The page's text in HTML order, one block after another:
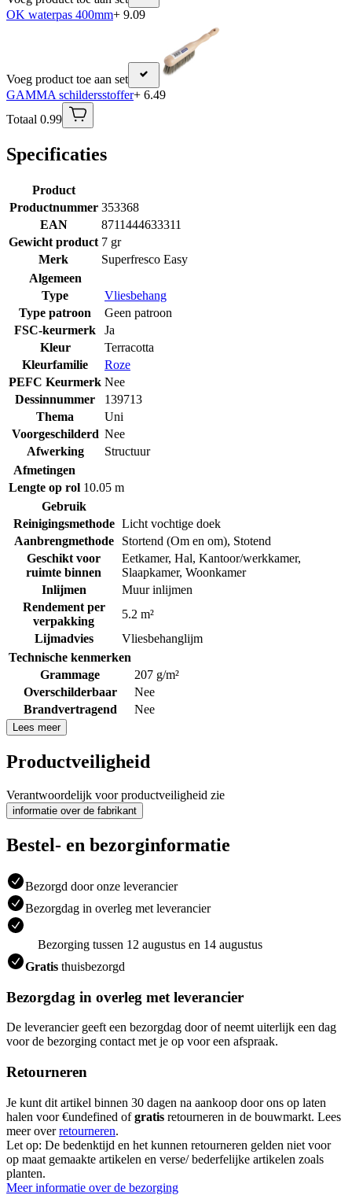
OK waterpas 400mm+ 9.09
Voeg product toe aan set
GAMMA schildersstoffer+ 6.49
Totaal 0.99
Specificaties
Product
Productnummer 353368
EAN
8711444633311
Gewicht product 7 gr
Merk
Superfresco Easy
Algemeen
Type
Vliesbehang
Type patroon
Geen patroon
FSC-keurmerk
Ja
Kleur
Terracotta
Kleurfamilie
Roze
PEFC Keurmerk Nee
Dessinnummer
139713
Thema
Uni
Voorgeschilderd Nee
Afwerking
Structuur
Afmetingen
Lengte op rol 10.05 m
Gebruik
Reinigingsmethode Licht vochtige doek
Aanbrengmethode
Stortend (Om en om), Stotend
Geschikt voor
ruimte binnen
Eetkamer, Hal, Kantoor/werkkamer,
Slaapkamer, Woonkamer
Inlijmen
Muur inlijmen
Rendement per
verpakking
5.2 m²
Lijmadvies
Vliesbehanglijm
Technische kenmerken
Grammage
207 g/m²
Overschilderbaar
Nee
Brandvertragend
Nee
Lees meer
Productveiligheid
Verantwoordelijk voor productveiligheid zie
informatie over de fabrikant
Bestel- en bezorginformatie
Bezorgd door onze leverancier
Bezorgdag in overleg met leverancier
Bezorging tussen 12 augustus en 14 augustus
Gratis thuisbezorgd
Bezorgdag in overleg met leverancier
De leverancier geeft een bezorgdag door of neemt uiterlijk een dag
voor de bezorging contact met je op voor een afspraak.
Retourneren
Je kunt dit artikel binnen 30 dagen na aankoop door ons op laten
halen voor €undefined ofgratis retourneren in de bouwmarkt. Lees
meer overretourneren.
Let op: De bedenktijd en het kunnen retourneren gelden niet voor
op maat gemaakte artikelen en verse/ bederfelijke artikelen zoals
planten.
Meer informatie over de bezorging